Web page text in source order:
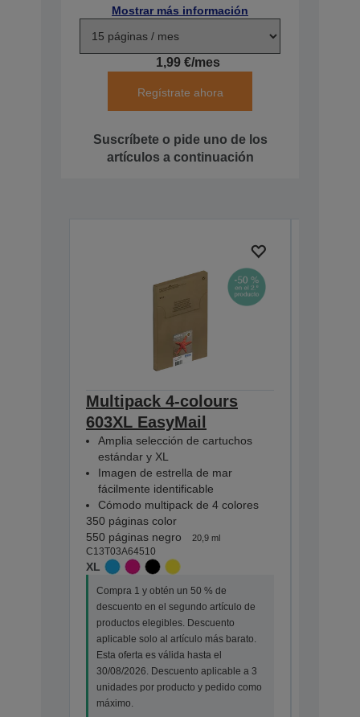
Mostrar más información
1,99 €/mes
Regístrate ahora
Suscríbete o pide uno de los
artículos a continuación
Multipack 4-colours
603XL EasyMail
Amplia selección de cartuchos
estándar y XL
Imagen de estrella de mar
fácilmente identificable
Cómodo multipack de 4 colores
350 páginas color
550 páginas negro
20,9 ml
C13T03A64510
XL
Compra 1 y obtén un 50 % de
descuento en el segundo artículo de
productos elegibles. Descuento
aplicable solo al artículo más barato.
Esta oferta es válida hasta el
30/08/2026. Descuento aplicable a 3
unidades por producto y pedido como
máximo.